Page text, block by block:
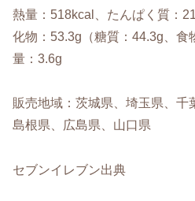
熱量：518kcal、たんぱく質：
化物：53.3g（糖質：44.3g、食
量：3.6g
販売地域：茨城県、埼玉県、千
島根県、広島県、山口県
セブンイレブン出典